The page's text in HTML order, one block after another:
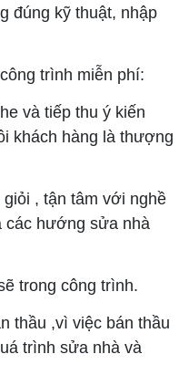
đúng kỹ thuật, nhập
trình miễn phí:
và tiếp thu ý kiến
khách hàng là thượng
, tận tâm với nghề
các hướng sửa nhà
trong công trình.
thầu ,vì việc bán thầu
trình sửa nhà và